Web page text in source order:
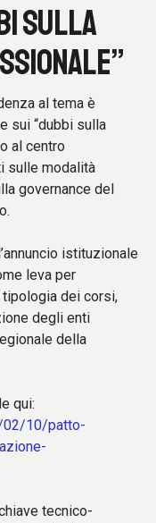
SULLA
al tema è
sui “dubbi sulla
al centro
sulle modalità
governance del
istituzionale
leva per
tipologia dei corsi,
degli enti
della
qui:
02/10/patto-
tecnico-